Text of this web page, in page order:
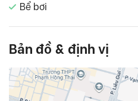
Bể bơi
Bản đồ & định vị